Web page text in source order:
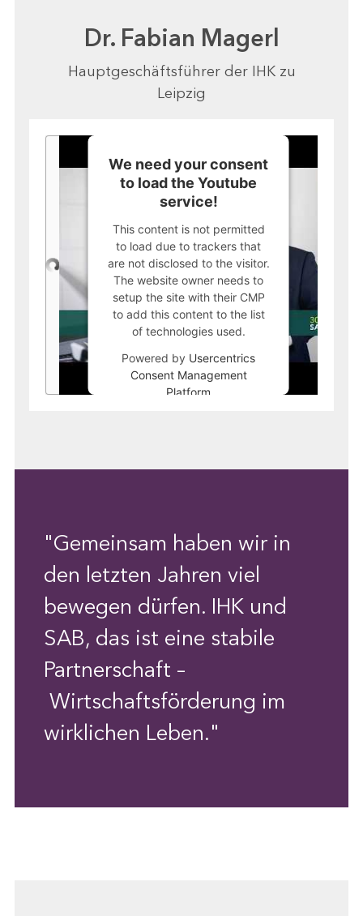
Dr. Fabian Magerl
Hauptgeschäftsführer der IHK zu
Leipzig
We need your consent
to load the Youtube
service!
This content is not permitted
to load due to trackers that
are not disclosed to the visitor.
The website owner needs to
setup the site with their CMP
to add this content to the list
of technologies used.
Powered by Usercentrics
Consent Management
Platform
"Gemeinsam haben wir in
den letzten Jahren viel
bewegen dürfen. IHK und
SAB, das ist eine stabile
Partnerschaft –
Wirtschaftsförderung im
wirklichen Leben."